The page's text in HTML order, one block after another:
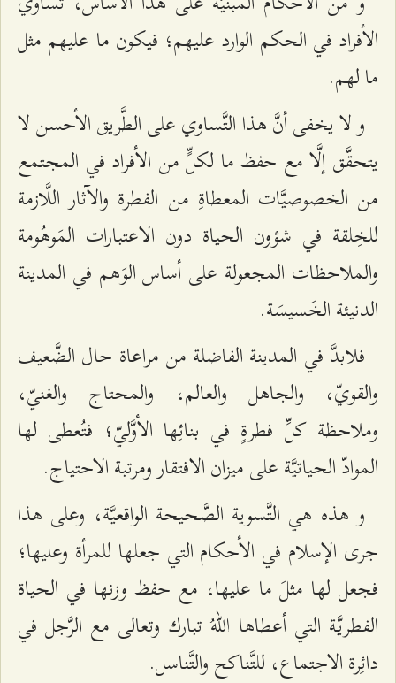
الأفراد في الحكم الوارد عليهم؛ فيكون ما عليهم مثل
ما لهم.
و لا يخفى أنَّ هذا التَّساوي على الطَّريق الأحسن لا
يتحقَّق إلَّا مع حفظ ما لكلٍّ من الأفراد في المجتمع
من الخصوصيَّات المعطاةِ من الفطرة والآثار اللَّازمة
للخِلقة في شؤون الحياة دون الاعتبارات المَوهُومة
والملاحظات المجعولة على أساس الوَهم في المدينة
الدنيئة الخَسيسَة.
فلابدَّ في المدينة الفاضلة من مراعاة حال الضَّعيف
والقويّ، والجاهل والعالم، والمحتاج والغنيّ،
وملاحظة كلِّ فطرةٍ في بنائِها الأوَّليّ؛ فتُعطى لها
الموادّ الحياتيَّة على ميزان الافتقار ومرتبة الاحتياج.
و هذه هي التَّسوية الصَّحيحة الواقعيَّة، وعلى هذا
جرى الإسلام في الأحكام التي جعلها للمرأة وعليها؛
فجعل لها مثلَ ما عليها، مع حفظ وزنها في الحياة
الفطريَّة التي أعطاها اللهُ تبارك وتعالى مع الرَّجل في
دائِرة الاجتماع، للتَّناكح والتَّناسل.